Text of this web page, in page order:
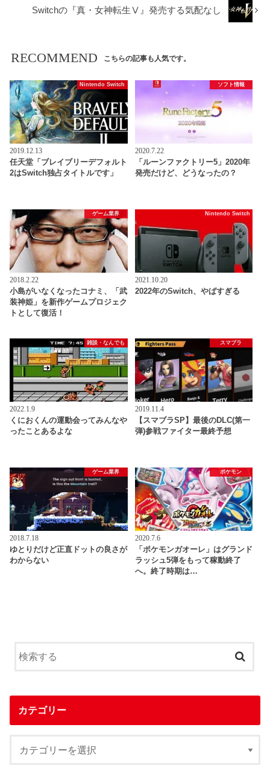
Switchの『真・女神転生Ⅴ』発売する気配なし
RECOMMEND こちらの記事も人気です。
Nintendo Switch
2019.12.13
任天堂「ブレイブリーデフォルト
2はSwitch独占タイトルです」
ソフト情報
2020.7.22
「ルーンファクトリー5」2020年
発売だけど、どうなったの？
ゲーム業界
2018.2.22
小島がいなくなったコナミ、「武
装神姫」を新作ゲームプロジェク
トとして復活！
Nintendo Switch
2021.10.20
2022年のSwitch、やばすぎる
雑談・なんでも
2022.1.9
くにおくんの運動会ってみんなや
ったことあるよな
スマブラ
2019.11.4
【スマブラSP】最後のDLC(第一
弾)参戦ファイター最終予想
ゲーム業界
2018.7.18
ゆとりだけど正直ドットの良さが
わからない
ポケモン
2020.7.6
「ポケモンガオーレ」はグランド
ラッシュ5弾をもって稼動終了
へ。終了時期は…
カテゴリー